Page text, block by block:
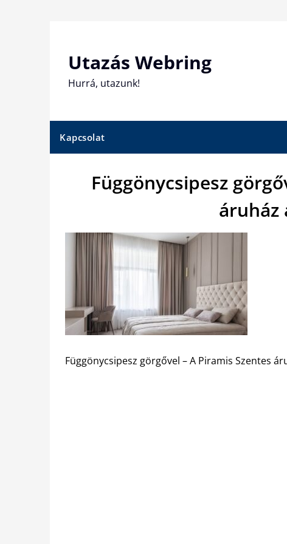
Utazás Webring
Hurrá, utazunk!
Kapcsolat
Függönycsipesz
áruház
Függönycsipesz görgővel – A Piramis Szentes